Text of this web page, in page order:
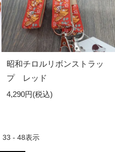
昭和チロルリボンストラッ
プ レッド
4,290円(税込)
33 - 48表示